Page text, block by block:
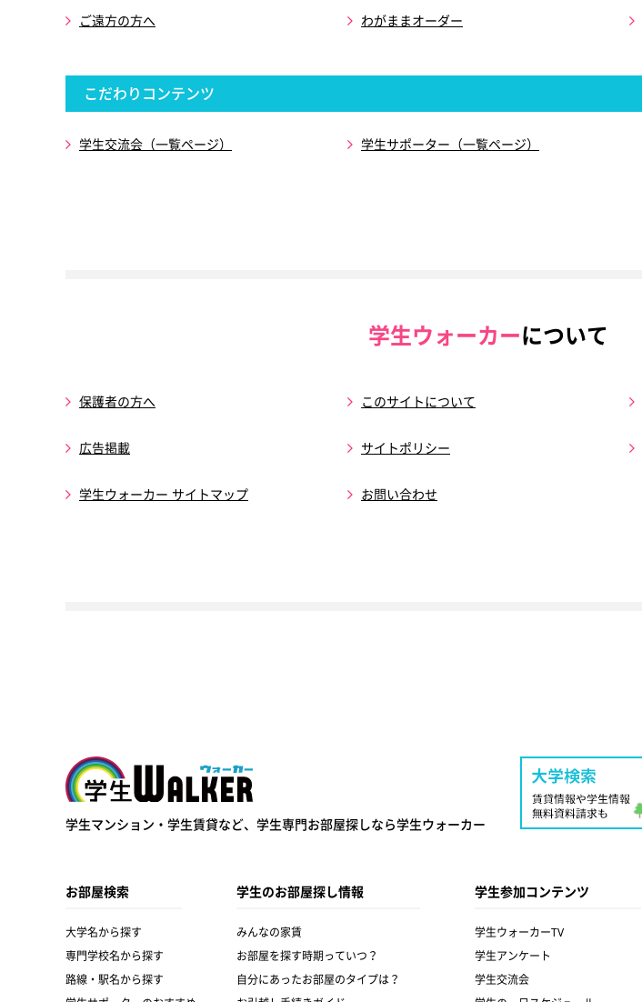
ご遠方の方へ わがままオーダー
こだわりコンテンツ
学生交流会（一覧ページ） 学生サポーター（一覧ページ）
学生ウォーカーについて
保護者の方へ このサイトについて
広告掲載 サイトポリシー
学生ウォーカー サイトマップ お問い合わせ
学生ウォーカー
学生マンション・学生賃貸など、 学生専門お部屋探しなら学生ウォーカー
お部屋検索
大学名から探す
専門学校名から探す
路線・駅名から探す
学生のお部屋探し情報
みんなの家賃
お部屋を探す時期っていつ？
自分にあったお部屋のタイプは？
学生参加コンテンツ
学生ウォーカーTV
学生アンケート
学生交流会